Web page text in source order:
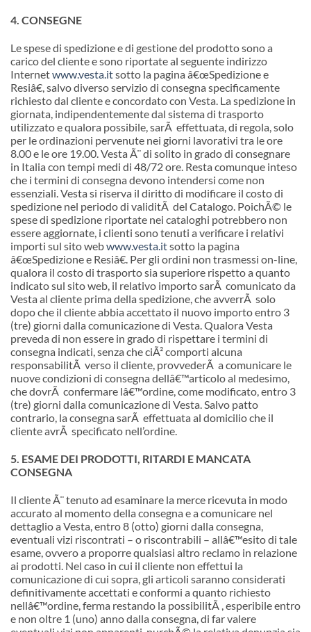
4. CONSEGNE
Le spese di spedizione e di gestione del prodotto sono a
carico del cliente e sono riportate al seguente indirizzo
Internetwww.vesta.itsotto la pagina â€œSpedizione e
Resiâ€, salvo diverso servizio di consegna specificamente
richiesto dal cliente e concordato con Vesta. La spedizione in
giornata, indipendentemente dal sistema di trasporto
utilizzato e qualora possibile, sarÃ effettuata, di regola, solo
per le ordinazioni pervenute nei giorni lavorativi tra le ore
8.00 e le ore 19.00. Vesta Ã¨ di solito in grado di consegnare
in Italia con tempi medi di 48/72 ore. Resta comunque inteso
che i termini di consegna devono intendersi come non
essenziali. Vesta si riserva il diritto di modificare il costo di
spedizione nel periodo di validitÃ del Catalogo. PoichÃ© le
spese di spedizione riportate nei cataloghi potrebbero non
essere aggiornate, i clienti sono tenuti a verificare i relativi
importi sul sito webwww.vesta.itsotto la pagina
â€œSpedizione e Resiâ€. Per gli ordini non trasmessi on-line,
qualora il costo di trasporto sia superiore rispetto a quanto
indicato sul sito web, il relativo importo sarÃ comunicato da
Vesta al cliente prima della spedizione, che avverrÃ solo
dopo che il cliente abbia accettato il nuovo importo entro 3
(tre) giorni dalla comunicazione di Vesta. Qualora Vesta
preveda di non essere in grado di rispettare i termini di
consegna indicati, senza che ciÃ² comporti alcuna
responsabilitÃ verso il cliente, provvederÃ a comunicare le
nuove condizioni di consegna dellâ€™articolo al medesimo,
che dovrÃ confermare lâ€™ordine, come modificato, entro 3
(tre) giorni dalla comunicazione di Vesta. Salvo patto
contrario, la consegna sarÃ effettuata al domicilio che il
cliente avrÃ specificato nell’ordine.
5. ESAME DEI PRODOTTI, RITARDI E MANCATA
CONSEGNA
Il cliente Ã¨ tenuto ad esaminare la merce ricevuta in modo
accurato al momento della consegna e a comunicare nel
dettaglio a Vesta, entro 8 (otto) giorni dalla consegna,
eventuali vizi riscontrati – o riscontrabili – allâ€™esito di tale
esame, ovvero a proporre qualsiasi altro reclamo in relazione
ai prodotti. Nel caso in cui il cliente non effettui la
comunicazione di cui sopra, gli articoli saranno considerati
definitivamente accettati e conformi a quanto richiesto
nellâ€™ordine, ferma restando la possibilitÃ , esperibile entro
e non oltre 1 (uno) anno dalla consegna, di far valere